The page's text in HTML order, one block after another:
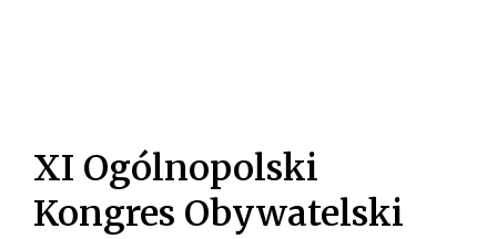
XI Ogólnopolski
Kongres Obywatelski